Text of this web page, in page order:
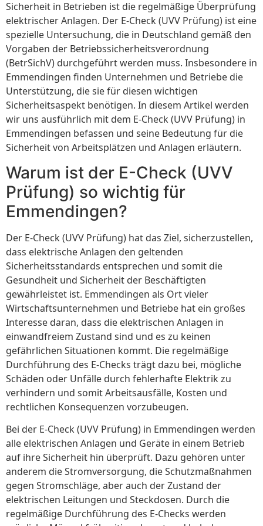
Sicherheit in Betrieben ist die regelmäßige Überprüfung
elektrischer Anlagen. Der E-Check (UVV Prüfung) ist eine
spezielle Untersuchung, die in Deutschland gemäß den
Vorgaben der Betriebssicherheitsverordnung
(BetrSichV) durchgeführt werden muss. Insbesondere in
Emmendingen finden Unternehmen und Betriebe die
Unterstützung, die sie für diesen wichtigen
Sicherheitsaspekt benötigen. In diesem Artikel werden
wir uns ausführlich mit dem E-Check (UVV Prüfung) in
Emmendingen befassen und seine Bedeutung für die
Sicherheit von Arbeitsplätzen und Anlagen erläutern.
Warum ist der E-Check (UVV
Prüfung) so wichtig für
Emmendingen?
Der E-Check (UVV Prüfung) hat das Ziel, sicherzustellen,
dass elektrische Anlagen den geltenden
Sicherheitsstandards entsprechen und somit die
Gesundheit und Sicherheit der Beschäftigten
gewährleistet ist. Emmendingen als Ort vieler
Wirtschaftsunternehmen und Betriebe hat ein großes
Interesse daran, dass die elektrischen Anlagen in
einwandfreiem Zustand sind und es zu keinen
gefährlichen Situationen kommt. Die regelmäßige
Durchführung des E-Checks trägt dazu bei, mögliche
Schäden oder Unfälle durch fehlerhafte Elektrik zu
verhindern und somit Arbeitsausfälle, Kosten und
rechtlichen Konsequenzen vorzubeugen.
Bei der E-Check (UVV Prüfung) in Emmendingen werden
alle elektrischen Anlagen und Geräte in einem Betrieb
auf ihre Sicherheit hin überprüft. Dazu gehören unter
anderem die Stromversorgung, die Schutzmaßnahmen
gegen Stromschläge, aber auch der Zustand der
elektrischen Leitungen und Steckdosen. Durch die
regelmäßige Durchführung des E-Checks werden